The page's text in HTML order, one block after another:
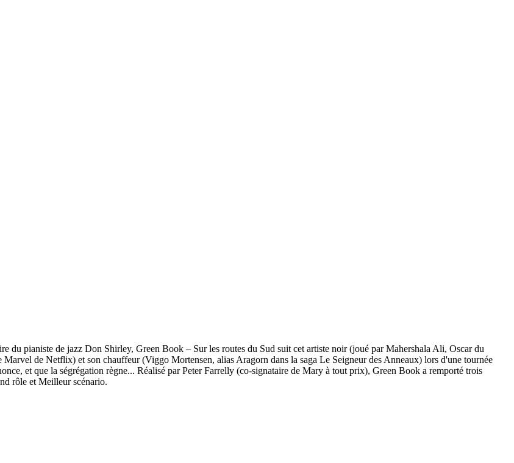
du pianiste de jazz Don Shirley, Green Book – Sur les routes du Sud suit cet artiste noir (joué par Mahershala Ali, Oscar du
de Netflix) et son chauffeur (Viggo Mortensen, alias Aragorn dans la saga Le Seigneur des Anneaux) lors d'une tournée
et que la ségrégation règne... Réalisé par Peter Farrelly (co-signataire de Mary à tout prix), Green Book a remporté trois
rôle et Meilleur scénario.